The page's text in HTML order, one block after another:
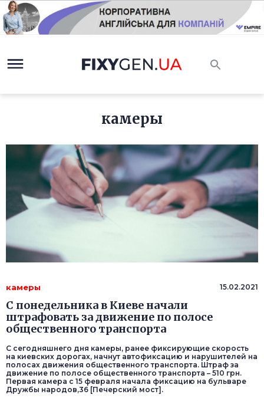
камеры
камеры 15.02.2021
С понедельника в Киеве начали
штрафовать за движение по полосе
общественного транспорта
С сегодняшнего дня камеры, ранее фиксирующие скорость
на киевских дорогах, начнут автофиксацию и нарушителей на
полосах движения общественного транспорта. Штраф за
движение по полосе общественного транспорта – 510 грн.
Первая камера с 15 февраля начала фиксацию на бульваре
Дружбы народов,36 [Печерский мост].